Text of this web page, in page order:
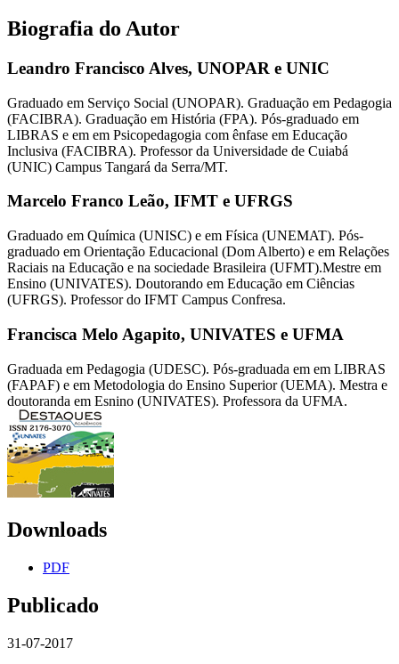
Biografia do Autor
Leandro Francisco Alves, UNOPAR e UNIC
Graduado em Serviço Social (UNOPAR). Graduação em Pedagogia
(FACIBRA). Graduação em História (FPA). Pós-graduado em
LIBRAS e em em Psicopedagogia com ênfase em Educação
Inclusiva (FACIBRA). Professor da Universidade de Cuiabá
(UNIC) Campus Tangará da Serra/MT.
Marcelo Franco Leão, IFMT e UFRGS
Graduado em Química (UNISC) e em Física (UNEMAT). Pós-
graduado em Orientação Educacional (Dom Alberto) e em Relações
Raciais na Educação e na sociedade Brasileira (UFMT).Mestre em
Ensino (UNIVATES). Doutorando em Educação em Ciências
(UFRGS). Professor do IFMT Campus Confresa.
Francisca Melo Agapito, UNIVATES e UFMA
Graduada em Pedagogia (UDESC). Pós-graduada em em LIBRAS
(FAPAF) e em Metodologia do Ensino Superior (UEMA). Mestra e
doutoranda em Esnino (UNIVATES). Professora da UFMA.
Downloads
PDF
Publicado
31-07-2017